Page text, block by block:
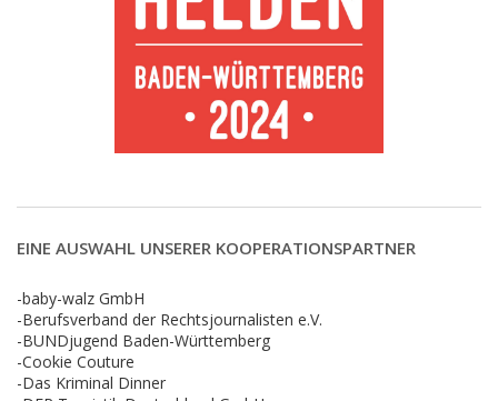
EINE AUSWAHL UNSERER KOOPERATIONSPARTNER
-baby-walz GmbH
-Berufsverband der Rechtsjournalisten e.V.
-BUNDjugend Baden-Württemberg
-Cookie Couture
-Das Kriminal Dinner